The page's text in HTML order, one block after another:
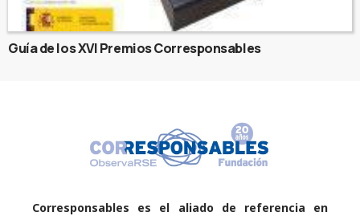
Guía de los XVI Premios Corresponsables
Corresponsables es el aliado de referencia en